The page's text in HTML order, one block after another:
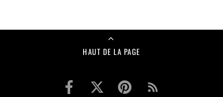
HAUT DE LA PAGE